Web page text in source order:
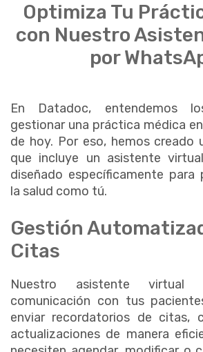
Optimiza Tu
con Nuestro
por
En Datadoc, entendemos
gestionar una práctica médica
de hoy. Por eso, hemos creado
que incluye un asistente
diseñado específicamente para
la salud como tú.
Gestión
Citas
Nuestro asistente virtual
comunicación con tus
enviar recordatorios de citas,
actualizaciones de manera